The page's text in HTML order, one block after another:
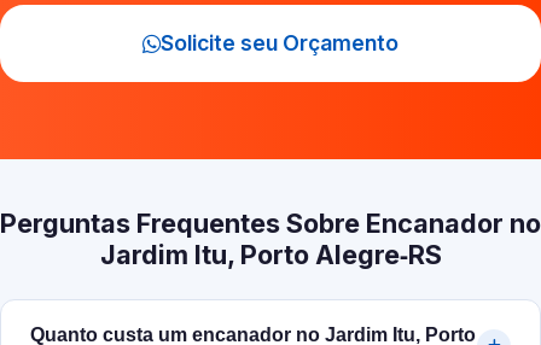
Solicite seu Orçamento
Perguntas Frequentes Sobre Encanador no
Jardim Itu, Porto Alegre‑RS
Quanto custa um encanador no Jardim Itu, Porto